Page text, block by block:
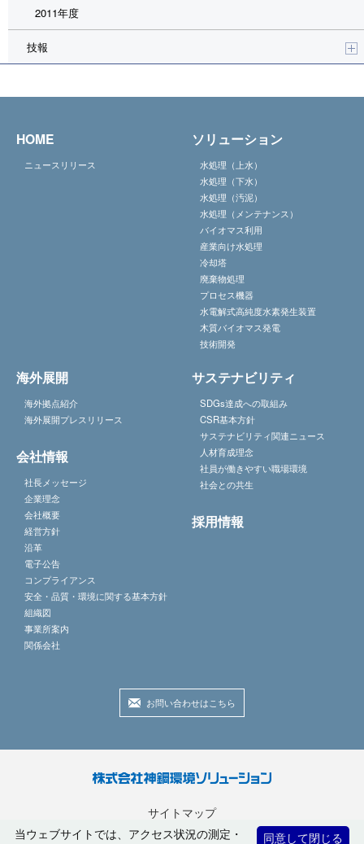
2011年度
技報
HOME
ニュースリリース
ソリューション
水処理（上水）
水処理（下水）
水処理（汚泥）
水処理（メンテナンス）
バイオマス利用
産業向け水処理
冷却塔
廃棄物処理
プロセス機器
水電解式高純度水素発生装置
木質バイオマス発電
技術開発
海外展開
海外拠点紹介
海外展開プレスリリース
会社情報
社長メッセージ
企業理念
会社概要
経営方針
沿革
電子公告
コンプライアンス
安全・品質・環境に関する基本方針
組織図
事業所案内
関係会社
サステナビリティ
SDGs達成への取組み
CSR基本方針
サステナビリティ関連ニュース
人材育成理念
社員が働きやすい職場環境
社会との共生
採用情報
お問い合わせはこちら
サイトマップ
プライバシーポリシー
同意して閉じる
当ウェブサイトでは、アクセス状況の測定・